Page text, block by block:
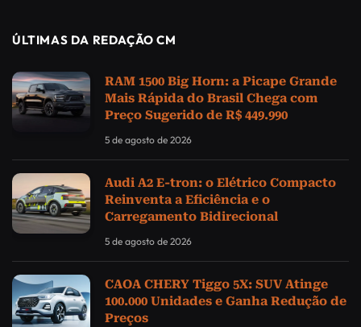
ÚLTIMAS DA REDAÇÃO CM
RAM 1500 Big Horn: a Picape Grande
Mais Rápida do Brasil Chega com
Preço Sugerido de R$ 449.990
5 de agosto de 2026
Audi A2 E-tron: o Elétrico Compacto
Reinventa a Eficiência e o
Carregamento Bidirecional
5 de agosto de 2026
CAOA CHERY Tiggo 5X: SUV Atinge
100.000 Unidades e Ganha Redução de
Preços